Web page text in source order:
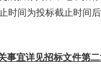
时间为投标截止时间后
事宜详见招标文件第